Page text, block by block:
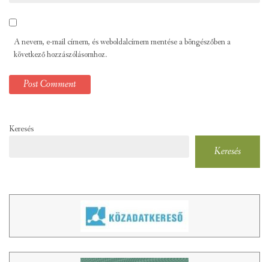
A nevem, e-mail címem, és weboldalcímem mentése a böngészőben a
következő hozzászólásomhoz.
Keresés
Keresés